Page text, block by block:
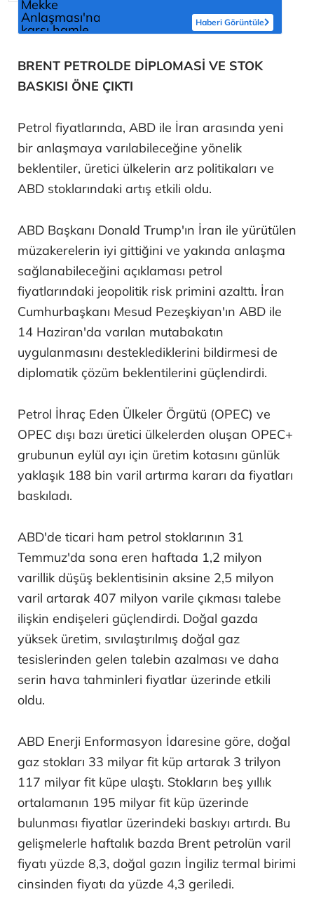
Haberi Görüntüle
BRENT PETROLDE DİPLOMASİ VE STOK
BASKISI ÖNE ÇIKTI
Petrol fiyatlarında, ABD ile İran arasında yeni
bir anlaşmaya varılabileceğine yönelik
beklentiler, üretici ülkelerin arz politikaları ve
ABD stoklarındaki artış etkili oldu.
ABD Başkanı Donald Trump'ın İran ile yürütülen
müzakerelerin iyi gittiğini ve yakında anlaşma
sağlanabileceğini açıklaması petrol
fiyatlarındaki jeopolitik risk primini azalttı. İran
Cumhurbaşkanı Mesud Pezeşkiyan'ın ABD ile
14 Haziran'da varılan mutabakatın
uygulanmasını desteklediklerini bildirmesi de
diplomatik çözüm beklentilerini güçlendirdi.
Petrol İhraç Eden Ülkeler Örgütü (OPEC) ve
OPEC dışı bazı üretici ülkelerden oluşan OPEC+
grubunun eylül ayı için üretim kotasını günlük
yaklaşık 188 bin varil artırma kararı da fiyatları
baskıladı.
ABD'de ticari ham petrol stoklarının 31
Temmuz'da sona eren haftada 1,2 milyon
varillik düşüş beklentisinin aksine 2,5 milyon
varil artarak 407 milyon varile çıkması talebe
ilişkin endişeleri güçlendirdi. Doğal gazda
yüksek üretim, sıvılaştırılmış doğal gaz
tesislerinden gelen talebin azalması ve daha
serin hava tahminleri fiyatlar üzerinde etkili
oldu.
ABD Enerji Enformasyon İdaresine göre, doğal
gaz stokları 33 milyar fit küp artarak 3 trilyon
117 milyar fit küpe ulaştı. Stokların beş yıllık
ortalamanın 195 milyar fit küp üzerinde
bulunması fiyatlar üzerindeki baskıyı artırdı. Bu
gelişmelerle haftalık bazda Brent petrolün varil
fiyatı yüzde 8,3, doğal gazın İngiliz termal birimi
cinsinden fiyatı da yüzde 4,3 geriledi.